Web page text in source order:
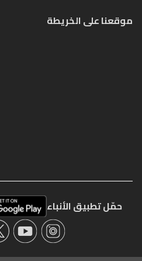
موقعنا على الخريطة
حمّل تطبيق الأنباء